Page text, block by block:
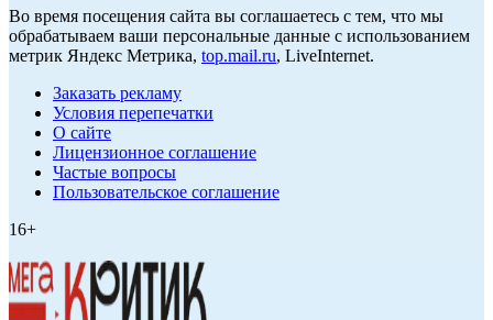
Во время посещения сайта вы соглашаетесь с тем, что мы
обрабатываем ваши персональные данные с использованием
метрик Яндекс Метрика, top.mail.ru, LiveInternet.
Заказать рекламу
Условия перепечатки
О сайте
Лицензионное соглашение
Частые вопросы
Пользовательское соглашение
16+